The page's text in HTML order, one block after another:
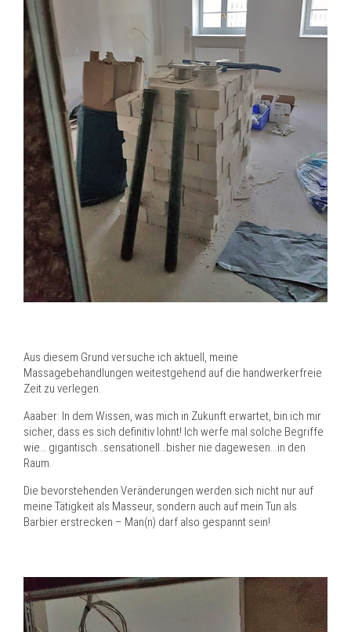
Aus diesem Grund versuche ich aktuell, meine
Massagebehandlungen weitestgehend auf die handwerkerfreie
Zeit zu verlegen.
Aaaber: In dem Wissen, was mich in Zukunft erwartet, bin ich mir
sicher, dass es sich definitiv lohnt! Ich werfe mal solche Begriffe
wie… gigantisch…sensationell…bisher nie dagewesen...in den
Raum.
Die bevorstehenden Veränderungen werden sich nicht nur auf
meine Tätigkeit als Masseur, sondern auch auf mein Tun als
Barbier erstrecken – Man(n) darf also gespannt sein!